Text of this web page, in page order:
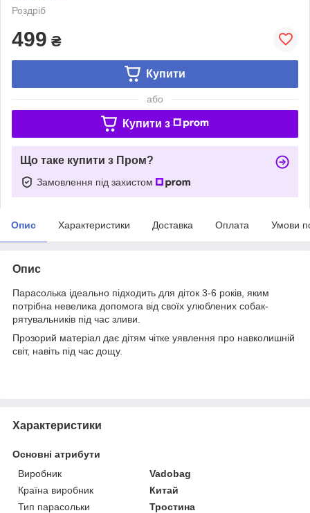
Роздріб
499 ₴
Купити
або
Купити з
Що таке купити з Пром?
Замовлення під захистом
Опис Характеристики Доставка Оплата Умови
Опис
Парасолька ідеально підходить для діток 3-6 років, яким
потрібна невелика допомога від своїх улюблених собак-
рятувальників під час зливи.
Прозорий матеріал дає дітям чітке уявлення про навколишній
світ, навіть під час дощу.
Характеристики
Основні атрибути
Виробник
Vadobag
Країна виробник
Китай
Тип парасольки
Тростина